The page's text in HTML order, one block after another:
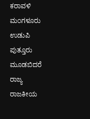
ಕರಾವಳಿ
ಮಂಗಳೂರು
ಉಡುಪಿ
ಪುತ್ತೂರು
ಮೂಡಬಿದರೆ
ರಾಜ್ಯ
ರಾಜಕೀಯ